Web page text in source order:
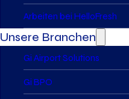
Arbeiten bei HelloFresh
Unsere Branchen
Gi Airport Solutions
Gi BPO